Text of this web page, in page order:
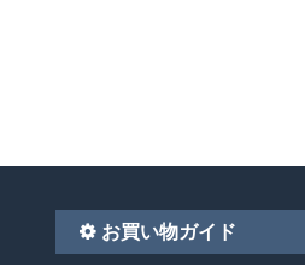
お買い物ガイド